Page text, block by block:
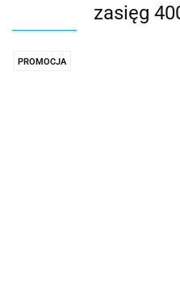
zasięg
PROMOCJA